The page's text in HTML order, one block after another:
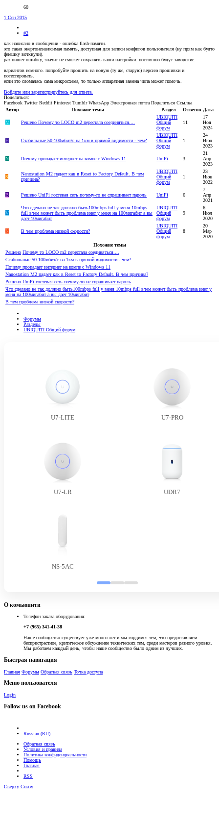
60
1 Сен 2015
#2
как написано в сообщении - ошибка flash-памяти.
это такая энергонезависимая память, доступная для записи конфигов пользователя (ну прям как будто
флешку воткнули).
раз пишет ошибку, значит не сможет сохранять ваши настройки. постоянно будут заводские.
вариантов немного. попробуйте прошить на новую (ту же, старую) версию прошивки и
потестировать.
если это сломалась сама микросхема, то только аппаратная замена чипа может помочь.
Войдите или зарегистрируйтесь для ответа.
Поделиться:
Facebook Twitter Reddit Pinterest Tumblr WhatsApp Электронная почта Поделиться Ссылка
Автор
Похожие темы Раздел Ответов Дата
M Решено Почему то LOCO m2 перестала соединяться....
UBIQUITI
Общий
форум
11
17
Ноя
2024
H Стабильные 50-100мбит/с на 1км в прямой видимости - чем?
UBIQUITI
Общий
форум
1
24
Июл
2023
N Почему пропадает интернет на компе с Windows 11 UniFi 3
21
Апр
2023
S
Nanostation M2 падает как в Reset to Factory Default. В чем
причина?
UBIQUITI
Общий
форум
1
23
Июн
2022
B Решено UniFi гостевая сеть почему-то не спрашивает пароль UniFi 6
7
Апр
2021
V
Что сделано не так должно быть100mbps full у меня 10mbps
full вчем может быть проблема инет у меня на 100мигабит а вы
дает 10мигабит
UBIQUITI
Общий
форум
9
6
Июл
2020
N В чем проблема низкой скорости?
UBIQUITI
Общий
форум
8
20
Мар
2020
Похожие темы
Решено Почему то LOCO m2 перестала соединяться....
Стабильные 50-100мбит/с на 1км в прямой видимости - чем?
Почему пропадает интернет на компе с Windows 11
Nanostation M2 падает как в Reset to Factory Default. В чем причина?
Решено UniFi гостевая сеть почему-то не спрашивает пароль
Что сделано не так должно быть100mbps full у меня 10mbps full вчем может быть проблема инет у
меня на 100мигабит а вы дает 10мигабит
В чем проблема низкой скорости?
Форумы
Разделы
UBIQUITI Общий форум
U7-LITE U7-PRO
U7-LR UDR7
NS-5AC
О комьюнити
Телефон заказа оборудования:
+7 (965) 341-41-38
Наше сообщество существует уже много лет и мы гордимся тем, что предоставляем
беспристрастное, критическое обсуждение технических тем, среди мастеров разного уровня.
Мы работаем каждый день, чтобы наше сообщество было одним из лучших.
Быстрая навигация
Главная Форумы Обратная связь Точка доступа
Меню пользователя
Login
Follow us on Facebook
Russian (RU)
Обратная связь
Условия и правила
Политика конфиденциальности
Помощь
Главная
RSS
Сверху Снизу